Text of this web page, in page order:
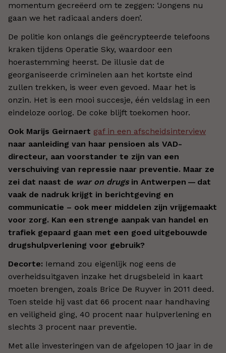
momentum gecreëerd om te zeggen: ‘Jongens nu
gaan we het radicaal anders doen’.
De politie kon onlangs die geëncrypteerde telefoons
kraken tijdens Operatie Sky, waardoor een
hoerastemming heerst. De illusie dat de
georganiseerde criminelen aan het kortste eind
zullen trekken, is weer even gevoed. Maar het is
onzin. Het is een mooi succesje, één veldslag in een
eindeloze oorlog. De coke blijft toekomen hoor.
Ook Marijs Geirnaert gaf in een afscheidsinterview
naar aanleiding van haar pensioen als VAD-
directeur, aan voorstander te zijn van een
verschuiving van repressie naar preventie. Maar ze
zei dat naast de war on drugsin Antwerpen — dat
vaak de nadruk krijgt in berichtgeving en
communicatie – ook meer middelen zijn vrijgemaakt
voor zorg. Kan een strenge aanpak van handel en
trafiek gepaard gaan met een goed uitgebouwde
drugshulpverlening voor gebruik?
Decorte: Iemand zou eigenlijk nog eens de
overheidsuitgaven inzake het drugsbeleid in kaart
moeten brengen, zoals Brice De Ruyver in 2011 deed.
Toen stelde hij vast dat 66 procent naar handhaving
en veiligheid ging, 40 procent naar hulpverlening en
slechts 3 procent naar preventie.
Met alle investeringen van de afgelopen 10 jaar in de